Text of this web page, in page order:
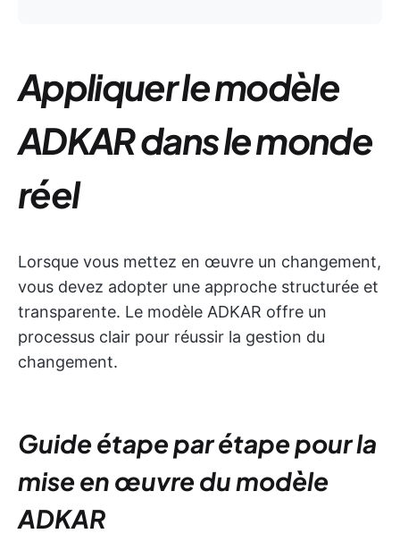
Appliquer le modèle
ADKAR dans le monde
réel
Lorsque vous mettez en œuvre un changement,
vous devez adopter une approche structurée et
transparente. Le modèle ADKAR offre un
processus clair pour réussir la gestion du
changement.
Guide étape par étape pour la
mise en œuvre du modèle
ADKAR